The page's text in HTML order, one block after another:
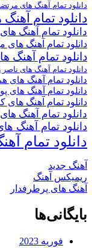
دانلود تمام آهنگ های
دانلود تمام
دانلود تمام آهنگ
دانلود تمام آهنگ های
دانلود تمام آهنگ
دانلود تمام آهنگ های ناصر
دانلود تمام آهنگ های
دانلود تمام آهنگ های
دانلود تمام آهنگ های
دانلود تمام آهنگ
دانلود تمام آهنگ
دانلود تمام
آهنگ جدید
ریمیکس آهنگ
آهنگ های پرطرفدار
بایگانی‌ها
فوریه 2023